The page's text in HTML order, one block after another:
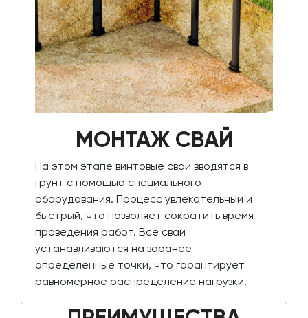
МОНТАЖ СВАЙ
На этом этапе винтовые сваи вводятся в
грунт с помощью специального
оборудования. Процесс увлекательный и
быстрый, что позволяет сократить время
проведения работ. Все сваи
устанавливаются на заранее
определенные точки, что гарантирует
равномерное распределение нагрузки.